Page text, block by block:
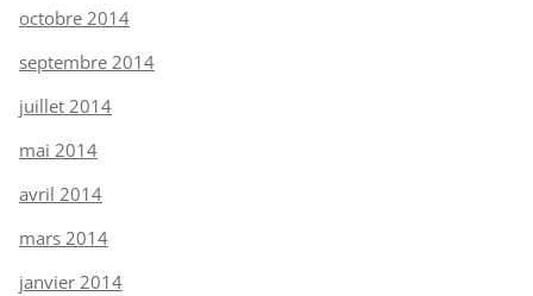
octobre 2014
septembre 2014
juillet 2014
mai 2014
avril 2014
mars 2014
janvier 2014